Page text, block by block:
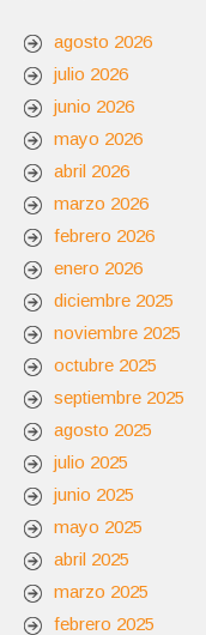
agosto 2026
julio 2026
junio 2026
mayo 2026
abril 2026
marzo 2026
febrero 2026
enero 2026
diciembre 2025
noviembre 2025
octubre 2025
septiembre 2025
agosto 2025
julio 2025
junio 2025
mayo 2025
abril 2025
marzo 2025
febrero 2025